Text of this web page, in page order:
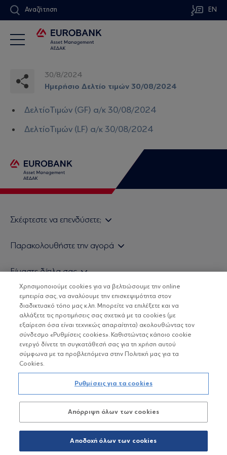
Αναζήτηση EN
30/8/2024
Ημερήσιο Δελτίο τιμών 30/08/2024
ΔελτίοΤιμών (GF) α/κ 30/08/2024
ΔελτίοΤιμών (LF) α/κ 30/08/2024
Σκέφτεστε να επενδύσετε;
Τιμολογιακή Πολιτική
Δείτε τις πολιτικές μας
Βασικές Γνώσεις
Παρακολουθήστε την αγορά
Τα νέα μας
Χρήσιμοι σύνδεσμοι
Είμαστε δίπλα σας
H Eurobank Asset Management ΑΕΔΑΚ
Επενδυτική φιλοσοφία ESG
Πιστοποιημένα στελέχη και συνεργάτες
Αποστολή Βιογραφικών
ΟΙ ΟΣΕΚΑ ΔΕΝ ΕΧΟΥΝ ΕΓΓΥΗΜΕΝΗ ΑΠΟΔΟΣΗ ΚΑΙ ΟΙ
ΠΡΟΗΓΟΥΜΕΝΕΣ ΑΠΟΔΟΣΕΙΣ ΔΕΝ ΔΙΑΣΦΑΛΙΖΟΥΝ ΤΙΣ
ΜΕΛΛΟΝΤΙΚΕΣ
Copyright © Eurobank ΑΕΔΑΚ
Προστασία Προσωπικών Δεδομένων
Όροι χρήσης
Πολιτική cookies
Χρησιμοποιούμε cookies για να βελτιώσουμε την online
εμπειρία σας, να αναλύουμε την επισκεψιμότητα στον
διαδικτυακό τόπο μας κ.λπ. Μπορείτε να επιλέξετε και να
αλλάξετε τις προτιμήσεις σας σχετικά με τα cookies (με
εξαίρεση όσα είναι τεχνικώς απαραίτητα) ακολουθώντας τον
σύνδεσμο «Ρυθμίσεις cookies». Καθιστώντας κάποιο cookie
ενεργό δίνετε τη συγκατάθεσή σας για τη χρήση αυτού
σύμφωνα με τα προβλεπόμενα στην Πολιτική μας για τα
Cookies.
Ρυθμίσεις για τα cookies
Απόρριψη όλων των cookies
Αποδοχή όλων των cookies